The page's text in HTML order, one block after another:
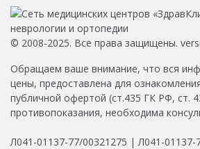
© 2008-2025. Все права защищены.
Обращаем ваше внимание, что вся
цены, предоставлена для
публичной офертой (ст.435 ГК РФ, ст.
противопоказания, необходима
Л041-01137-77/00321275 | Л041-